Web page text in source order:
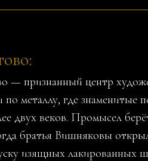
— признанный центр
по металлу, где знаменитые
двух веков. Промысел
братья Вишняковы
изящных лакированных